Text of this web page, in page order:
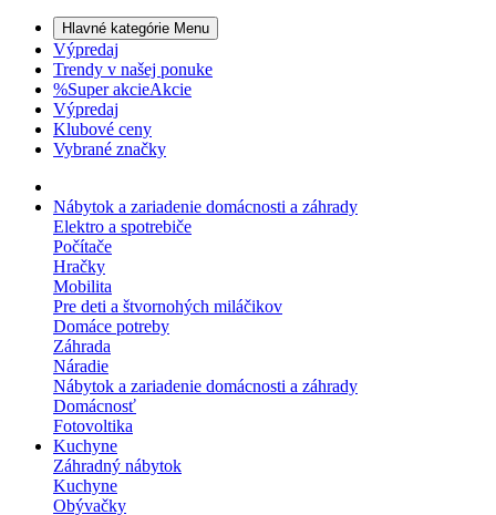
Hlavné kategórie Menu
Výpredaj
Trendy v našej ponuke
%Super akcieAkcie
Výpredaj
Klubové ceny
Vybrané značky
Nábytok a zariadenie domácnosti a záhrady
Elektro a spotrebiče
Počítače
Hračky
Mobilita
Pre deti a štvornohých miláčikov
Domáce potreby
Záhrada
Náradie
Nábytok a zariadenie domácnosti a záhrady
Domácnosť
Fotovoltika
Kuchyne
Záhradný nábytok
Kuchyne
Obývačky